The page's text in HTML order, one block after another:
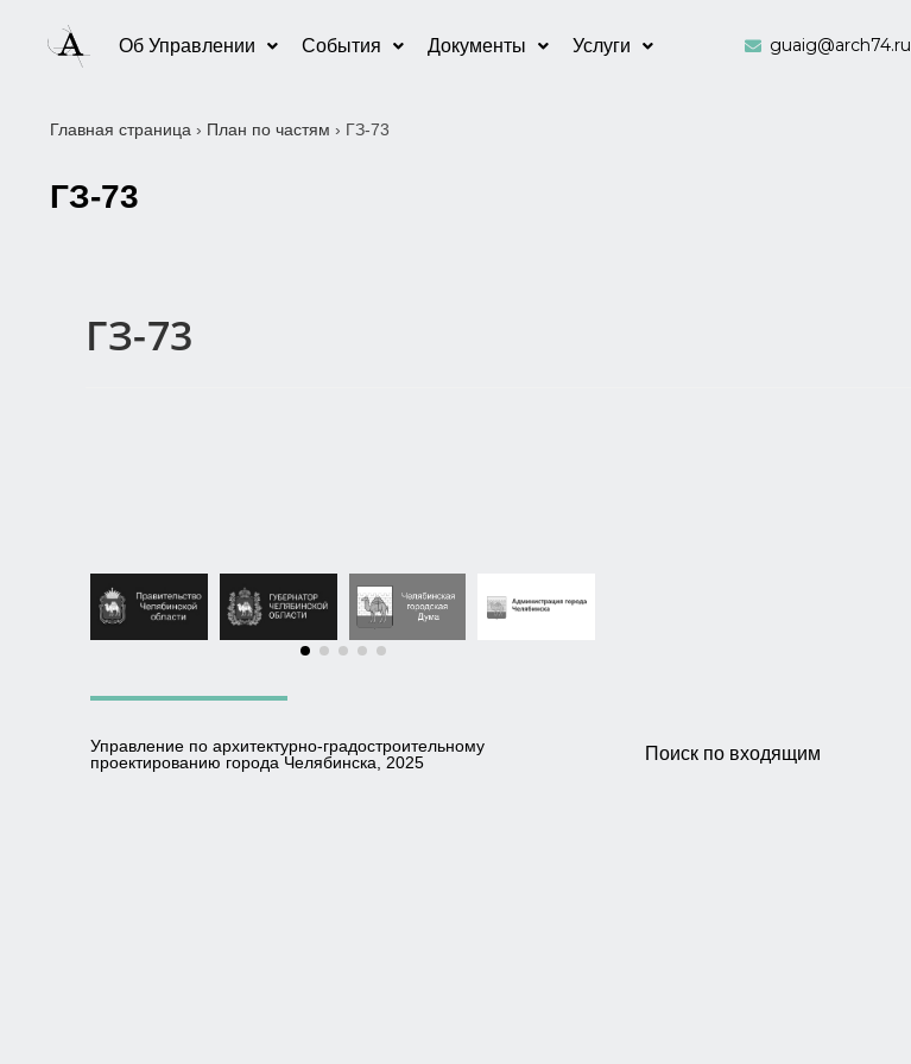
Об Управлении События Документы Услуги guaig@arch74.ru
Главная страница › План по частям › ГЗ-73
ГЗ-73
ГЗ-73
Управление по архитектурно-градостроительному
проектированию города Челябинска, 2025
Поиск по входящим